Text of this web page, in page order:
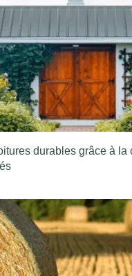
durables grâce à la